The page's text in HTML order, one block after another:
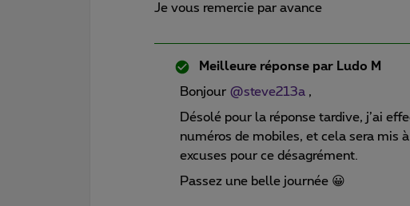
Je vous remercie par avance
Meilleure réponse par Ludo M
Bonjour @steve213a ,
Désolé pour la réponse tardive, j’ai
numéros de mobiles, et cela sera mis
excuses pour ce désagrément.
Passez une belle journée 😀